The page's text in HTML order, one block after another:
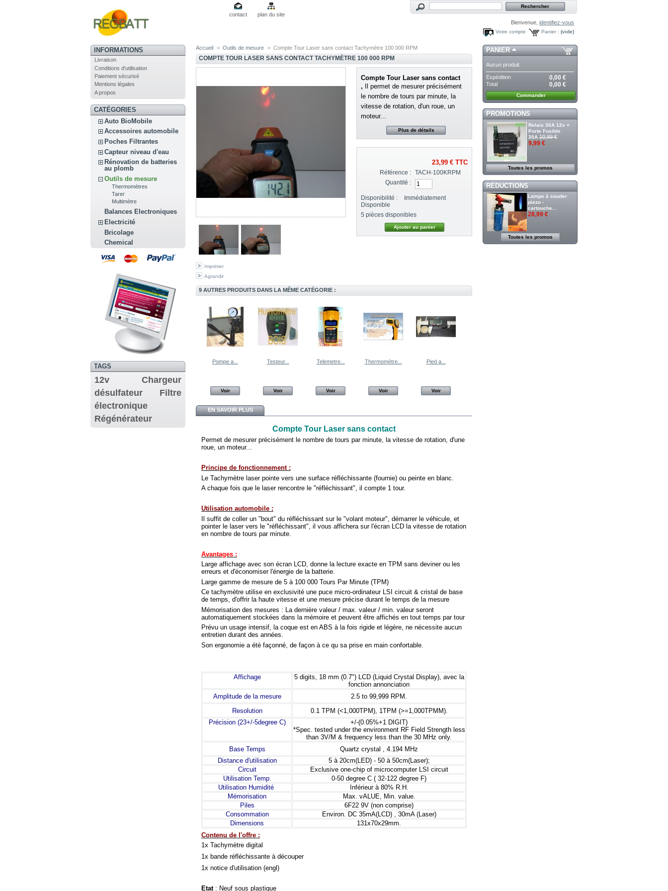
contact
plan du site
Bienvenue,identifiez-vous
Panier : (vide)
Votre compte
INFORMATIONS
Livraison
Conditions d'utilisation
Paiement sécurisé
Mentions légales
A propos
CATÉGORIES
Auto BioMobile
Accessoires automobile
Poches Filtrantes
Capteur niveau d'eau
Rénovation de batteries
au plomb
Outils de mesure
Thermomètres
Tarer
Multimètre
Balances Electroniques
Electricité
Bricolage
Chemical
TAGS
12v
Chargeur
désulfateur
Filtre
électronique
Régénérateur
Accueil > Outils de mesure > Compte Tour Laser sans contact Tachymètre 100 000 RPM
COMPTE TOUR LASER SANS CONTACT TACHYMÈTRE 100 000 RPM
Imprimer
Agrandir
Compte Tour Laser sans contact
,
Il permet de mesurer précisément
le nombre de tours par minute, la
vitesse de rotation, d'un roue, un
moteur...
Plus de détails
23,99 €TTC
Référence :
TACH-100KRPM
Quantité :
Disponibilité :
Immédiatement
Disponible
5 pièces disponibles
9 AUTRES PRODUITS DANS LA MÊME CATÉGORIE :
Pompe a...
Voir
Testeur...
Voir
Telemetre...
Voir
Thermomètre...
Voir
Pied a...
Voir
EN SAVOIR PLUS
Compte Tour Laser sans contact
Permet de mesurer précisément le nombre de tours par minute, la vitesse de rotation, d'une
roue, un moteur...
Principe de fonctionnement :
Le Tachymètre laser pointe vers une surface réfléchissante (fournie) ou peinte en blanc.
A chaque fois que le laser rencontre le "réfléchissant", il compte 1 tour.
Utilisation automobile :
Il suffit de coller un "bout" du réfléchissant sur le "volant moteur", démarrer le véhicule, et
pointer le laser vers le "réfléchissant", il vous affichera sur l'écran LCD la vitesse de rotation
en nombre de tours par minute.
Avantages :
Large affichage avec son écran LCD, donne la lecture exacte en TPM sans deviner ou les
erreurs et d'économiser l'énergie de la batterie.
Large gamme de mesure de 5 à 100 000 Tours Par Minute (TPM)
Ce tachymètre utilise en exclusivité une puce micro-ordinateur LSI circuit & cristal de base
de temps, d'offrir la haute vitesse et une mesure précise durant le temps de la mesure
Mémorisation des mesures : La dernière valeur / max. valeur / min. valeur seront
automatiquement stockées dans la mémoire et peuvent être affichés en tout temps par tour
Prévu un usage intensif, la coque est en ABS à la fois rigide et légère, ne nécessite aucun
entretien durant des années.
Son ergonomie a été façonné, de façon à ce qu sa prise en main confortable.
Affichage
5 digits, 18 mm (0.7") LCD (Liquid Crystal Display), avec la
fonction annonciation
Amplitude de la mesure
2.5 to 99,999 RPM.
Resolution
0.1 TPM (<1,000TPM), 1TPM (>=1,000TPMM).
Précision (23+/-5degree C)
+/-(0.05%+1 DIGIT)
*Spec. tested under the environment RF Field Strength less
than 3V/M & frequency less than the 30 MHz only.
Base Temps
Quartz crystal , 4.194 MHz
Distance d'utilisation
5 à 20cm(LED) - 50 à 50cm(Laser);
Circuit
Exclusive one-chip of microcomputer LSI circuit
Utilisation Temp.
0-50 degree C ( 32-122 degree F)
Utilisation Humidité
Inférieur à 80% R.H.
Mémorisation
Max. vALUE, Min. value.
Piles
6F22 9V (non comprise)
Consommation
Environ. DC 35mA(LCD) , 30mA (Laser)
Dimensions
131x70x29mm.
Contenu de l'offre :
1x Tachymètre digital
1x bande réfléchissante à découper
1x notice d'utilisation (engl)
Etat : Neuf sous plastique
PANIER
Aucun produit
Expédition 0,00 €
Total 0,00 €
Commander
PROMOTIONS
Relais 30A 12v +
Porte Fusible
30A10,99 €
9,99 €
Toutes les promos
RÉDUCTIONS
Lampe à souder
piezo -
cartouche...
28,99 €
Poche Filtre Fin 1
5 20 micron -...
Toutes les promos